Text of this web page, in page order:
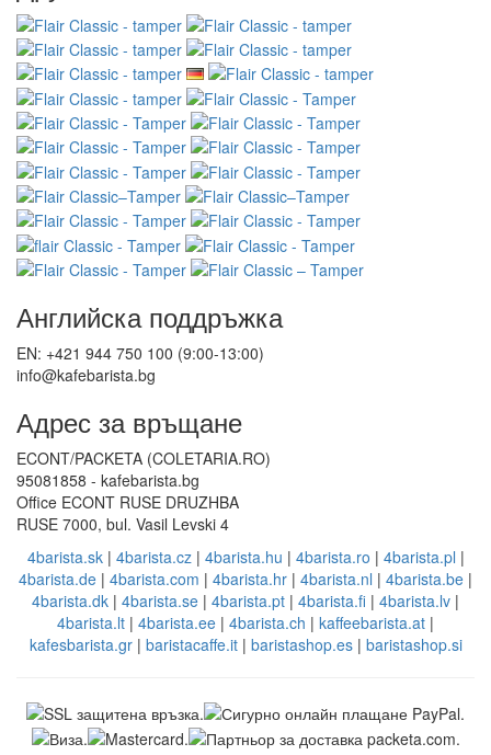
Английска поддръжка
EN: +421 944 750 100 (9:00-13:00)
info@kafebarista.bg
Адрес за връщане
ECONT/PACKETA (COLETARIA.RO)
95081858 - kafebarista.bg
Office ECONT RUSE DRUZHBA
RUSE 7000, bul. Vasil Levski 4
4barista.sk| 4barista.cz| 4barista.hu | 4barista.ro | 4barista.pl |
4barista.de | 4barista.com | 4barista.hr | 4barista.nl | 4barista.be |
4barista.dk | 4barista.se | 4barista.pt | 4barista.fi | 4barista.lv |
4barista.lt | 4barista.ee | 4barista.ch | kaffeebarista.at |
kafesbarista.gr| baristacaffe.it| baristashop.es| baristashop.si